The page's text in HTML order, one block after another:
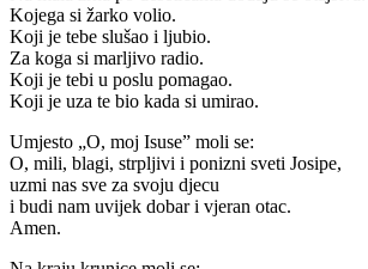
Kojega si žarko volio.
Koji je tebe slušao i ljubio.
Za koga si marljivo radio.
Koji je tebi u poslu pomagao.
Koji je uza te bio kada si umirao.
Umjesto „O, moj Isuse” moli se:
O, mili, blagi, strpljivi i ponizni sveti Josipe,
uzmi nas sve za svoju djecu
i budi nam uvijek dobar i vjeran otac.
Amen.